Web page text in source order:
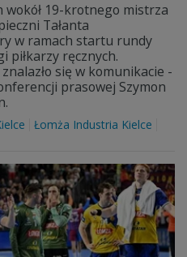
19-krotnego mistrza
Tałanta
w ramach startu rundy
piłkarzy ręcznych.
się w komunikacie -
prasowej Szymon
Łomża Industria Kielce